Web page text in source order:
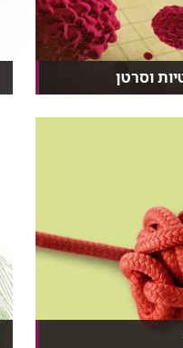
וסרטן
תרופה למניעת סרטן,